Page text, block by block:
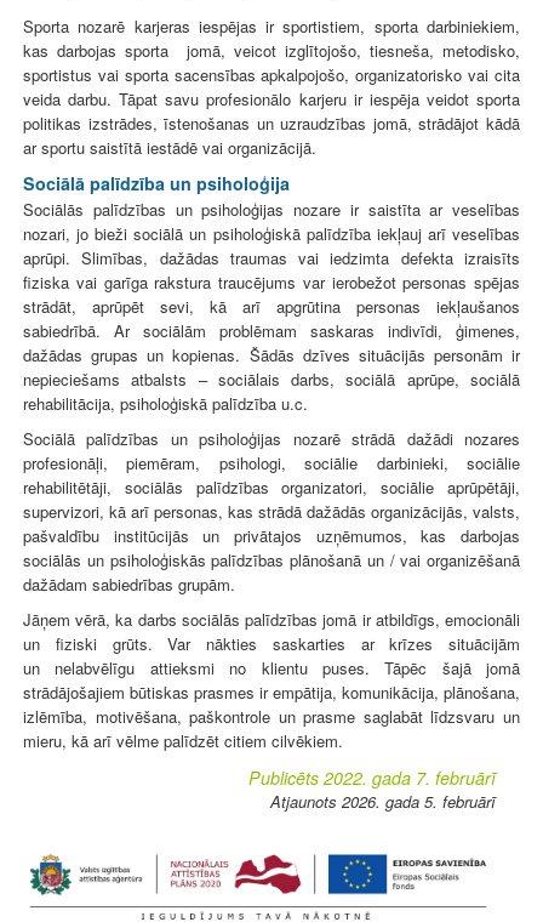
Sporta nozarē karjeras iespējas ir sportistiem, sporta darbiniekiem,
kas darbojas sporta jomā, veicot izglītojošo, tiesneša, metodisko,
sportistus vai sporta sacensības apkalpojošo, organizatorisko vai cita
veida darbu. Tāpat savu profesionālo karjeru ir iespēja veidot sporta
politikas izstrādes, īstenošanas un uzraudzības jomā, strādājot kādā
ar sportu saistītā iestādē vai organizācijā.
Sociālā palīdzība un psiholoģija
Sociālās palīdzības un psiholoģijas nozare ir saistīta ar veselības
nozari, jo bieži sociālā un psiholoģiskā palīdzība iekļauj arī veselības
aprūpi. Slimības, dažādas traumas vai iedzimta defekta izraisīts
fiziska vai garīga rakstura traucējums var ierobežot personas spējas
strādāt, aprūpēt sevi, kā arī apgrūtina personas iekļaušanos
sabiedrībā. Ar sociālām problēmam saskaras indivīdi, ģimenes,
dažādas grupas un kopienas. Šādās dzīves situācijās personām ir
nepieciešams atbalsts – sociālais darbs, sociālā aprūpe, sociālā
rehabilitācija, psiholoģiskā palīdzība u.c.
Sociālā palīdzības un psiholoģijas nozarē strādā dažādi nozares
profesionāļi, piemēram, psihologi, sociālie darbinieki, sociālie
rehabilitētāji, sociālās palīdzības organizatori, sociālie aprūpētāji,
supervizori, kā arī personas, kas strādā dažādās organizācijās, valsts,
pašvaldību institūcijās un privātajos uzņēmumos, kas darbojas
sociālās un psiholoģiskās palīdzības plānošanā un / vai organizēšanā
dažādam sabiedrības grupām.
Jāņem vērā, ka darbs sociālās palīdzības jomā ir atbildīgs, emocionāli
un fiziski grūts. Var nākties saskarties ar krīzes situācijām
un nelabvēlīgu attieksmi no klientu puses. Tāpēc šajā jomā
strādājošajiem būtiskas prasmes ir empātija, komunikācija, plānošana,
izlēmība, motivēšana, paškontrole un prasme saglabāt līdzsvaru un
mieru, kā arī vēlme palīdzēt citiem cilvēkiem.
Publicēts 2022. gada 7. februārī
Atjaunots 2026. gada 5. februārī